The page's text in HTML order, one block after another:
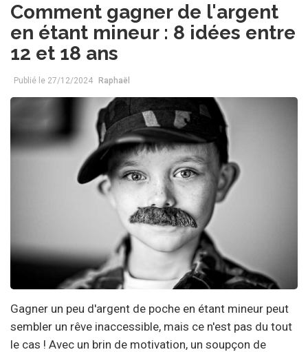
Comment gagner de l'argent
en étant mineur : 8 idées entre
12 et 18 ans
Publié le 27/12/2024 Raphaël
Gagner un peu d'argent de poche en étant mineur peut
sembler un rêve inaccessible, mais ce n'est pas du tout
le cas ! Avec un brin de motivation, un soupçon de